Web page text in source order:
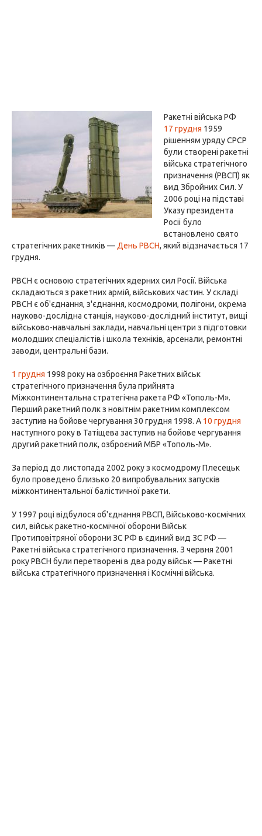
Ракетні війська РФ
17 грудня 1959
рішенням уряду СРСР
були створені ракетні
війська стратегічного
призначення (РВСП) як
вид Збройних Сил. У
2006 році на підставі
Указу президента
Росії було
встановлено свято
стратегічних ракетників — День РВСН, який відзначається 17
грудня.
РВСН є основою стратегічних ядерних сил Росії. Війська
складаються з ракетних армій, військових частин. У складі
РВСН є об'єднання, з'єднання, космодроми, полігони, окрема
науково-дослідна станція, науково-дослідний інститут, вищі
військово-навчальні заклади, навчальні центри з підготовки
молодших спеціалістів і школа техніків, арсенали, ремонтні
заводи, центральні бази.
1 грудня 1998 року на озброєння Ракетних військ
стратегічного призначення була прийнята
Міжконтинентальна стратегічна ракета РФ «Тополь-М».
Перший ракетний полк з новітнім ракетним комплексом
заступив на бойове чергування 30 грудня 1998. А 10 грудня
наступного року в Татіщева заступив на бойове чергування
другий ракетний полк, озброєний МБР «Тополь-М».
За період до листопада 2002 року з космодрому Плесецьк
було проведено близько 20 випробувальних запусків
міжконтинентальної балістичної ракети.
У 1997 році відбулося об'єднання РВСП, Військово-космічних
сил, військ ракетно-космічної оборони Військ
Протиповітряної оборони ЗС РФ в єдиний вид ЗС РФ —
Ракетні війська стратегічного призначення. З червня 2001
року РВСН були перетворені в два роду військ — Ракетні
війська стратегічного призначення і Космічні війська.